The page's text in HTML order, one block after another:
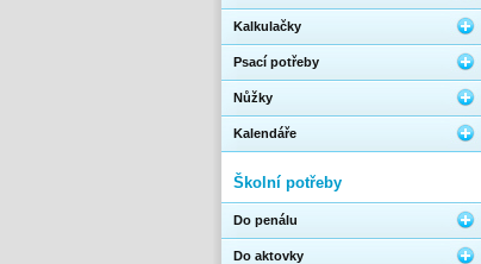
Kalkulačky
Psací potřeby
Nůžky
Kalendáře
Školní potřeby
Do penálu
Do aktovky